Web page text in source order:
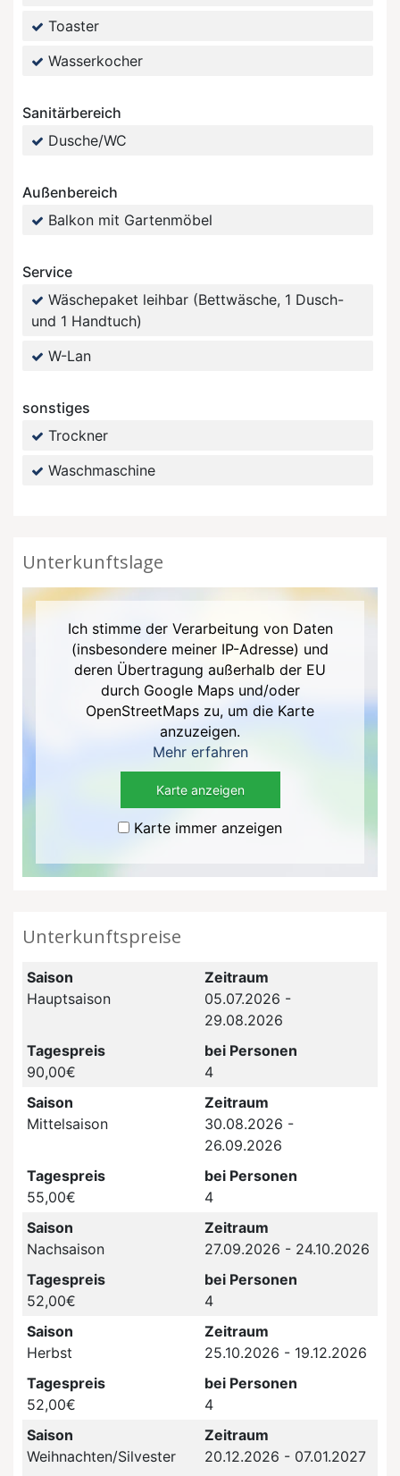
Toaster
Wasserkocher
Sanitärbereich
Dusche/WC
Außenbereich
Balkon mit Gartenmöbel
Service
Wäschepaket leihbar (Bettwäsche, 1 Dusch-
und 1 Handtuch)
W-Lan
sonstiges
Trockner
Waschmaschine
Unterkunftslage
Ich stimme der Verarbeitung von Daten
(insbesondere meiner IP-Adresse) und
deren Übertragung außerhalb der EU
durch Google Maps und/oder
OpenStreetMaps zu, um die Karte
anzuzeigen.
Mehr erfahren
Karte anzeigen
Karte immer anzeigen
Unterkunftspreise
Saison
Hauptsaison
Zeitraum
05.07.2026 -
29.08.2026
Tagespreis
90,00€
bei Personen
4
Saison
Mittelsaison
Zeitraum
30.08.2026 -
26.09.2026
Tagespreis
55,00€
bei Personen
4
Saison
Nachsaison
Zeitraum
27.09.2026 - 24.10.2026
Tagespreis
52,00€
bei Personen
4
Saison
Herbst
Zeitraum
25.10.2026 - 19.12.2026
Tagespreis
52,00€
bei Personen
4
Saison
Weihnachten/Silvester
Zeitraum
20.12.2026 - 07.01.2027